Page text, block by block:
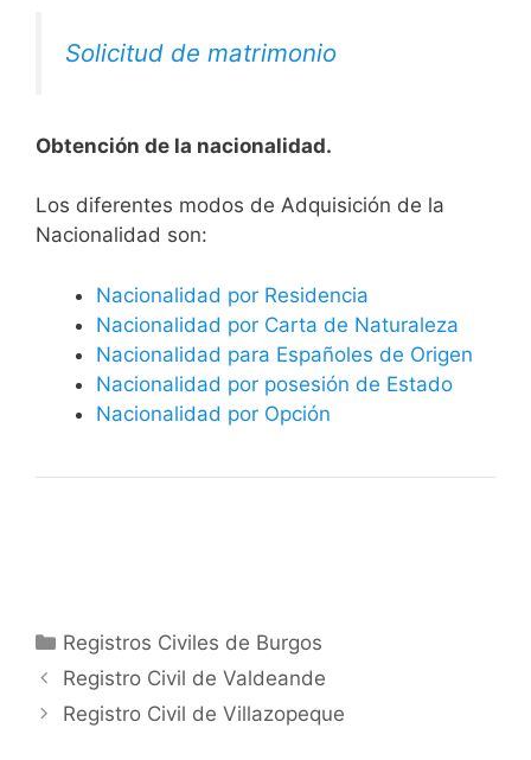
Solicitud de matrimonio
Obtención de la nacionalidad.
​​​Los diferentes modos de Adquisición de la
Nacionalidad son:
Nacionalidad por Residencia
Nacionalidad por Carta de Naturaleza
Nacionalidad para Españoles de Origen
Nacionalidad por posesión de Estado
Nacionalidad por Opción
Categorías
Registros Civiles de Burgos
Registro Civil de Valdeande
Registro Civil de Villazopeque